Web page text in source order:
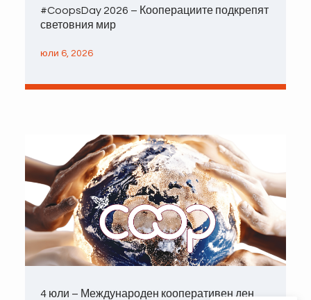
#CoopsDay 2026 – Кооперациите подкрепят
световния мир
юли 6, 2026
4 юли – Международен кооперативен ден